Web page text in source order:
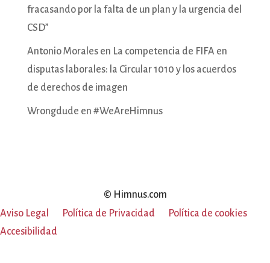
fracasando por la falta de un plan y la urgencia del
CSD”
Antonio Moralesen La competencia de FIFA en
disputas laborales: la Circular 1010 y los acuerdos
de derechos de imagen
Wrongdude en #WeAreHimnus
© Himnus.com
Aviso Legal
Política de Privacidad
Política de cookies
Accesibilidad